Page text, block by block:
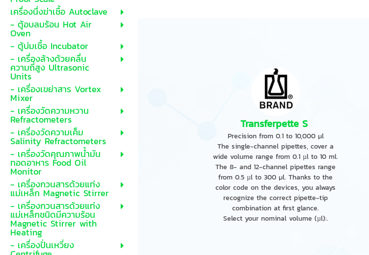
เครื่องนึ่งฆ่าเชื้อ Autoclave
- ตู้อบลมร้อน Hot Air
Oven
- ตู้บ่มเชื้อ Incubator
- เครื่องล้างด้วยคลื่น
ความถี่สูง Ultrasonic
Units
- เครื่องเขย่าสาร Vortex
Mixer
- เครื่องวัดความหวาน
Refractometers
- เครื่องวัดความเค็ม
Salinity Refractometers
- เครื่องวัดคุณภาพน้ำมัน
ทอดอาหาร Food Oil
Monitor
- เครื่องกวนสารด้วยแท่ง
แม่เหล็ก Magnetic Stirrer
- เครื่องกวนสารด้วยแท่ง
แม่เหล็กชนิดมีความร้อน
Magnetic Stirrer with
Heating
- เครื่องปั่นเหวี่ยง
Transferpette S
Precision from 0.1 to 10,000 μl
The single-channel pipettes, cover a
wide volume range from 0.1 µl to 10 ml.
The 8- and 12-channel pipettes range
from 0.5 µl to 300 μl. Thanks to the
color code on the devices, you always
recognize the correct pipette-tip
combination at first glance.
Select your nominal volume (µl):.